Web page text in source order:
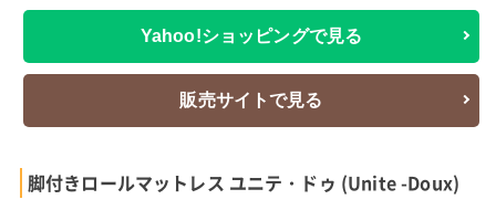
Yahoo!ショッピングで見る
販売サイトで見る
脚付きロールマットレス ユニテ・ドゥ (Unite -Doux)